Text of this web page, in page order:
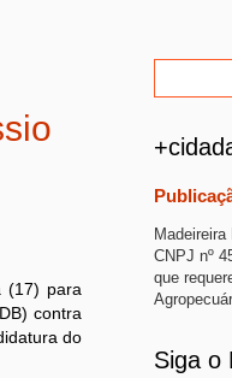
(17) para
contra
do
CNPJ nº
que
Siga o